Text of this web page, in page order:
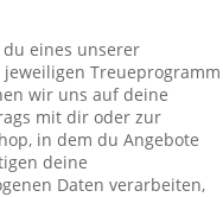
eines unserer
Treueprogramm
wir uns auf deine
mit dir oder zur
in dem du Angebote
deine
Daten verarbeiten,